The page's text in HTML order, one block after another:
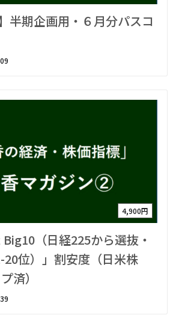
半期企画用・６月分パスコ
4,900円
Big10（日経225から選抜・
20位）」割安度（日米株
済）